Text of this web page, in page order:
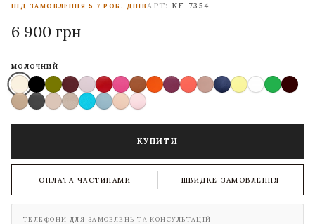
ПІД ЗАМОВЛЕННЯ 5-7 РОБ. ДНІВ АРТ: KF-7354
6 900 грн
МОЛОЧНИЙ
КУПИТИ
ОПЛАТА ЧАСТИНАМИ ШВИДКЕ ЗАМОВЛЕННЯ
ТЕЛЕФОНИ ДЛЯ ЗАМОВЛЕНЬ ТА КОНСУЛЬТАЦІЙ